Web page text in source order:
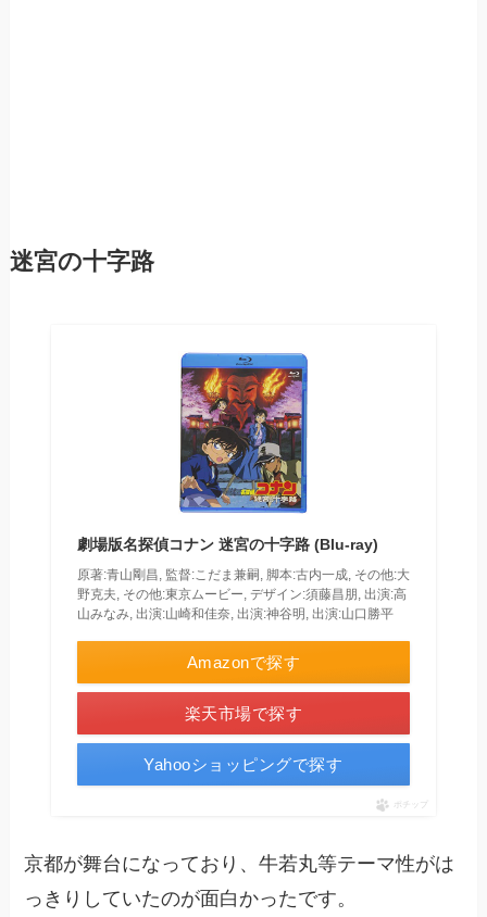
迷宮の十字路
劇場版名探偵コナン 迷宮の十字路 (Blu-ray)
原著:青山剛昌, 監督:こだま兼嗣, 脚本:古内一成, その他:大
野克夫, その他:東京ムービー, デザイン:須藤昌朋, 出演:高
山みなみ, 出演:山崎和佳奈, 出演:神谷明, 出演:山口勝平
Amazonで探す
楽天市場で探す
Yahooショッピングで探す
ポチップ
京都が舞台になっており、牛若丸等テーマ性がは
っきりしていたのが面白かったです。